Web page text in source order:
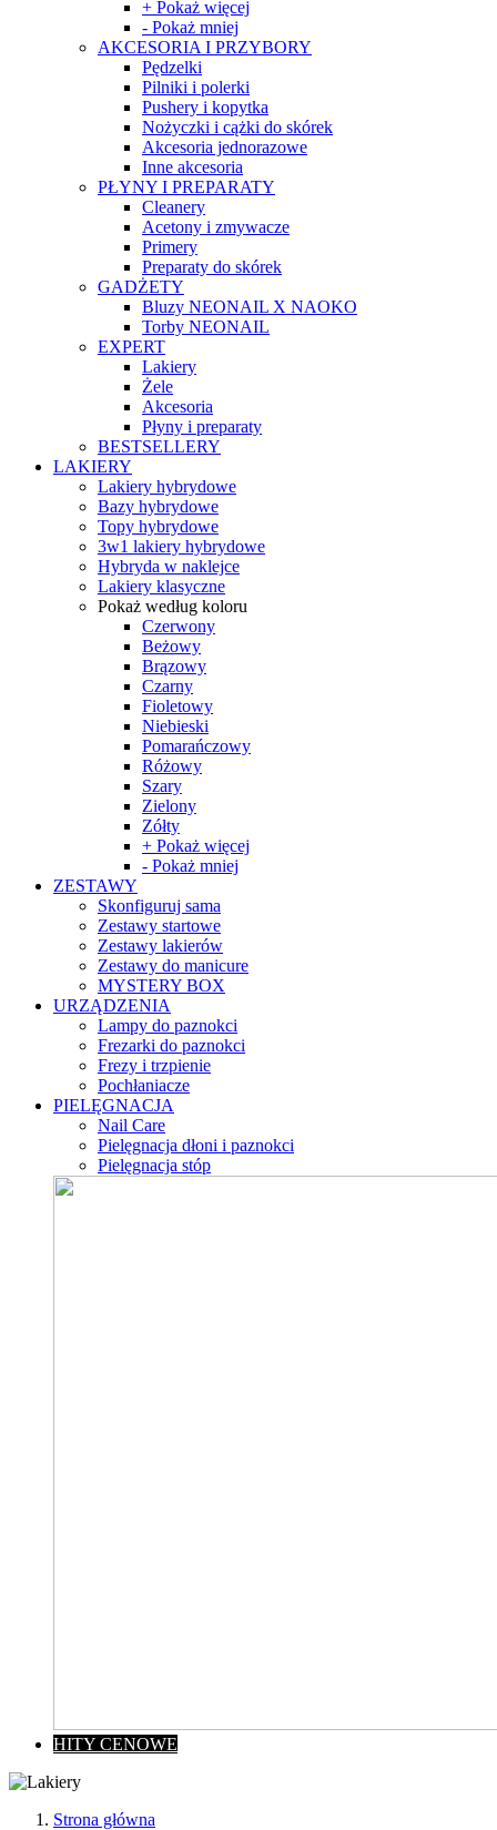
+ Pokaż więcej
- Pokaż mniej
AKCESORIA I PRZYBORY
Pędzelki
Pilniki i polerki
Pushery i kopytka
Nożyczki i cążki do skórek
Akcesoria jednorazowe
Inne akcesoria
PŁYNY I PREPARATY
Cleanery
Acetony i zmywacze
Primery
Preparaty do skórek
GADŻETY
Bluzy NEONAIL X NAOKO
Torby NEONAIL
EXPERT
Lakiery
Żele
Akcesoria
Płyny i preparaty
BESTSELLERY
LAKIERY
Lakiery hybrydowe
Bazy hybrydowe
Topy hybrydowe
3w1 lakiery hybrydowe
Hybryda w naklejce
Lakiery klasyczne
Pokaż według koloru
Czerwony
Beżowy
Brązowy
Czarny
Fioletowy
Niebieski
Pomarańczowy
Różowy
Szary
Zielony
Zółty
+ Pokaż więcej
- Pokaż mniej
ZESTAWY
Skonfiguruj sama
Zestawy startowe
Zestawy lakierów
Zestawy do manicure
MYSTERY BOX
URZĄDZENIA
Lampy do paznokci
Frezarki do paznokci
Frezy i trzpienie
Pochłaniacze
PIELĘGNACJA
Nail Care
Pielęgnacja dłoni i paznokci
Pielęgnacja stóp
HITY CENOWE
Strona główna